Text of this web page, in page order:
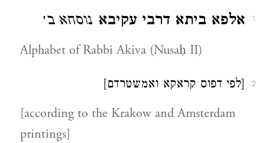
1 אלפא ביתא דרבי עקיבא נוסחא ב׳
Alphabet of Rabbi Akiva (Nusaḥ II)
2
[לפי דפוס קראקא ואמשטרדם]
[according to the Krakow and Amsterdam
printings]